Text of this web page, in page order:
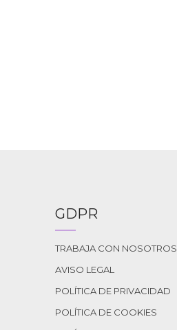
GDPR
TRABAJA CON NOSOTROS
AVISO LEGAL
POLÍTICA DE PRIVACIDAD
POLÍTICA DE COOKIES